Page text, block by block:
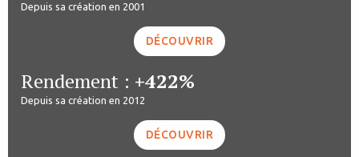
Depuis sa création en 2001
DÉCOUVRIR
Rendement : +422%
Depuis sa création en 2012
DÉCOUVRIR